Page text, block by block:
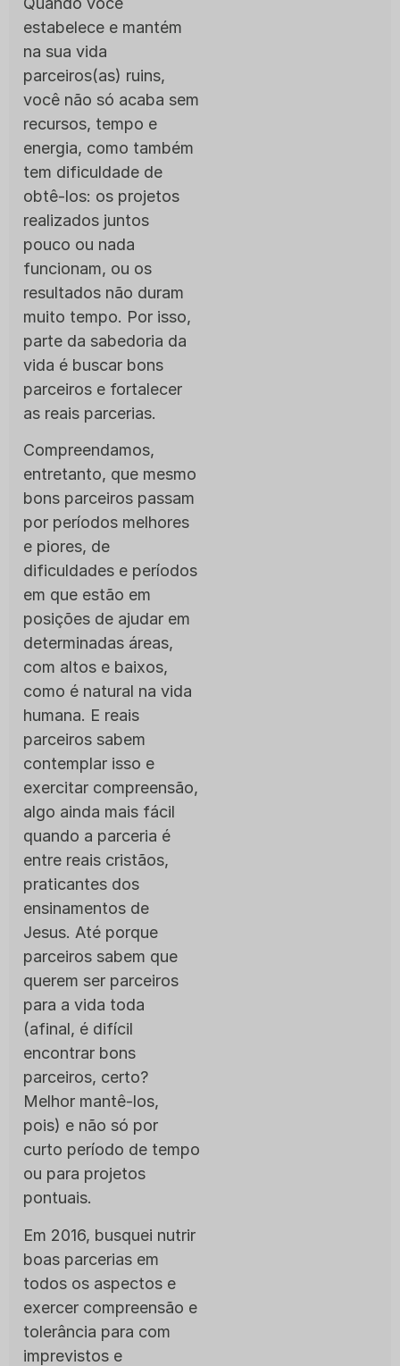
estabelece e mantém
na sua vida
parceiros(as) ruins,
você não só acaba sem
recursos, tempo e
energia, como também
tem dificuldade de
obtê-los: os projetos
realizados juntos
pouco ou nada
funcionam, ou os
resultados não duram
muito tempo. Por isso,
parte da sabedoria da
vida é buscar bons
parceiros e fortalecer
as reais parcerias.
Compreendamos,
entretanto, que mesmo
bons parceiros passam
por períodos melhores
e piores, de
dificuldades e períodos
em que estão em
posições de ajudar em
determinadas áreas,
com altos e baixos,
como é natural na vida
humana. E reais
parceiros sabem
contemplar isso e
exercitar compreensão,
algo ainda mais fácil
quando a parceria é
entre reais cristãos,
praticantes dos
ensinamentos de
Jesus. Até porque
parceiros sabem que
querem ser parceiros
para a vida toda
(afinal, é difícil
encontrar bons
parceiros, certo?
Melhor mantê-los,
pois) e não só por
curto período de tempo
ou para projetos
pontuais.
Em 2016, busquei nutrir
boas parcerias em
todos os aspectos e
exercer compreensão e
tolerância para com
imprevistos e